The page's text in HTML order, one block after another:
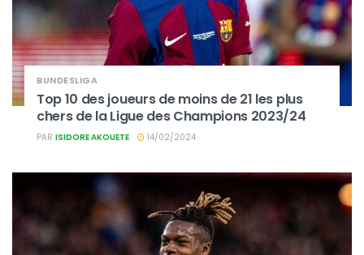
BUNDESLIGA
Top 10 des joueurs de moins de 21 les plus
chers de la Ligue des Champions 2023/24
PAR ISIDORE AKOUETE 14/02/2024